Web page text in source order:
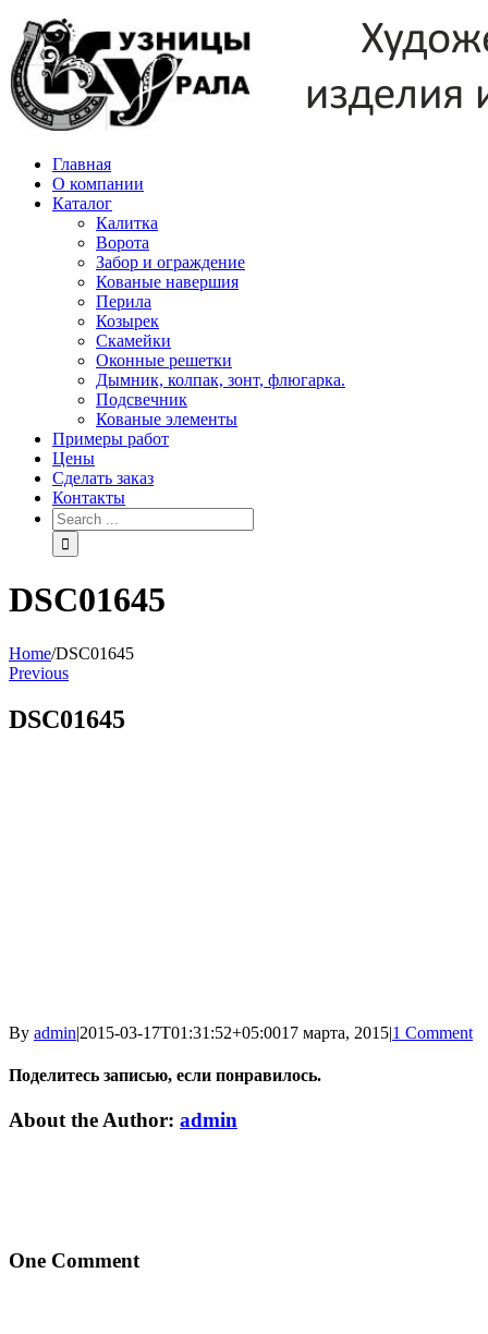
Skip
content
Главная
О компании
Каталог
Калитка
Ворота
Забор и ограждение
Кованые навершия
Перила
Козырек
Скамейки
Оконные решетки
Дымник, колпак, зонт, флюгарка.
Подсвечник
Кованые элементы
Примеры работ
Цены
Сделать заказ
Контакты
Search
for:
DSC01645
Home/DSC01645
Previous
DSC01645
By admin|2015-03-17T01:31:52+05:0017 марта, 2015|1 Comment
Поделитесь записью, если понравилось.
Vk
Email
About the Author: admin
One Comment